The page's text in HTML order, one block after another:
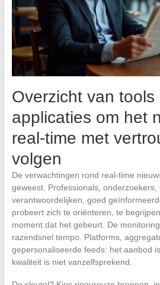
Overzicht van tools
applicaties om het
real-time met
volgen
De verwachtingen rond real-time
geweest. Professionals, onderzoekers,
verantwoordelijken, goed
probeert zich te oriënteren, te
moment dat het gebeurt. De
razendsnel tempo. Platforms,
gepersonaliseerde feeds: het aanbod
kwaliteit is niet vanzelfsprekend.